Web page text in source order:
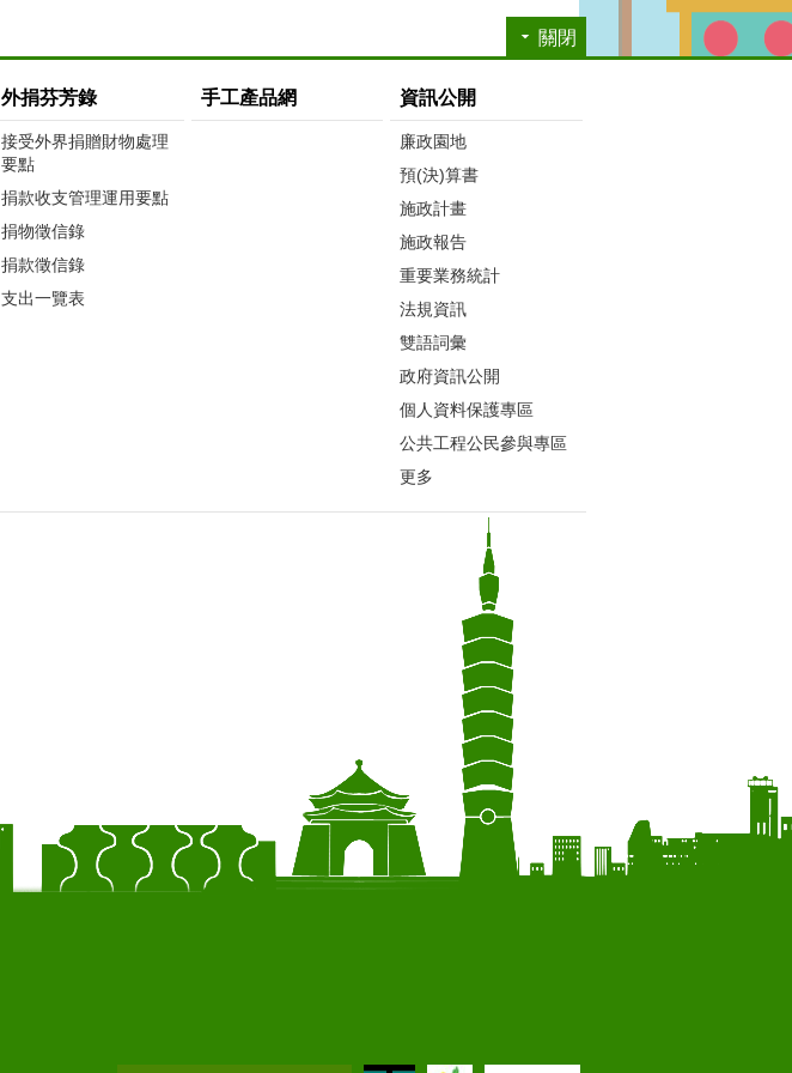
關閉
外捐芬芳錄
接受外界捐贈財物處理
要點
捐款收支管理運用要點
捐物徵信錄
捐款徵信錄
支出一覽表
手工產品網 資訊公開
廉政園地
預(決)算書
施政計畫
施政報告
重要業務統計
法規資訊
雙語詞彙
政府資訊公開
個人資料保護專區
公共工程公民參與專區
更多